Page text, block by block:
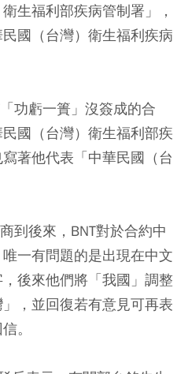
生福利部疾病管制署」，
國（台灣）衛生福利疾病
功虧一簣」沒簽成的合
國（台灣）衛生福利部疾
著他代表「中華民國（台
到後來，BNT對於合約中
一有問題的是出現在中文
後來他們將「我國」調整
，並回復若有意見可再表
。